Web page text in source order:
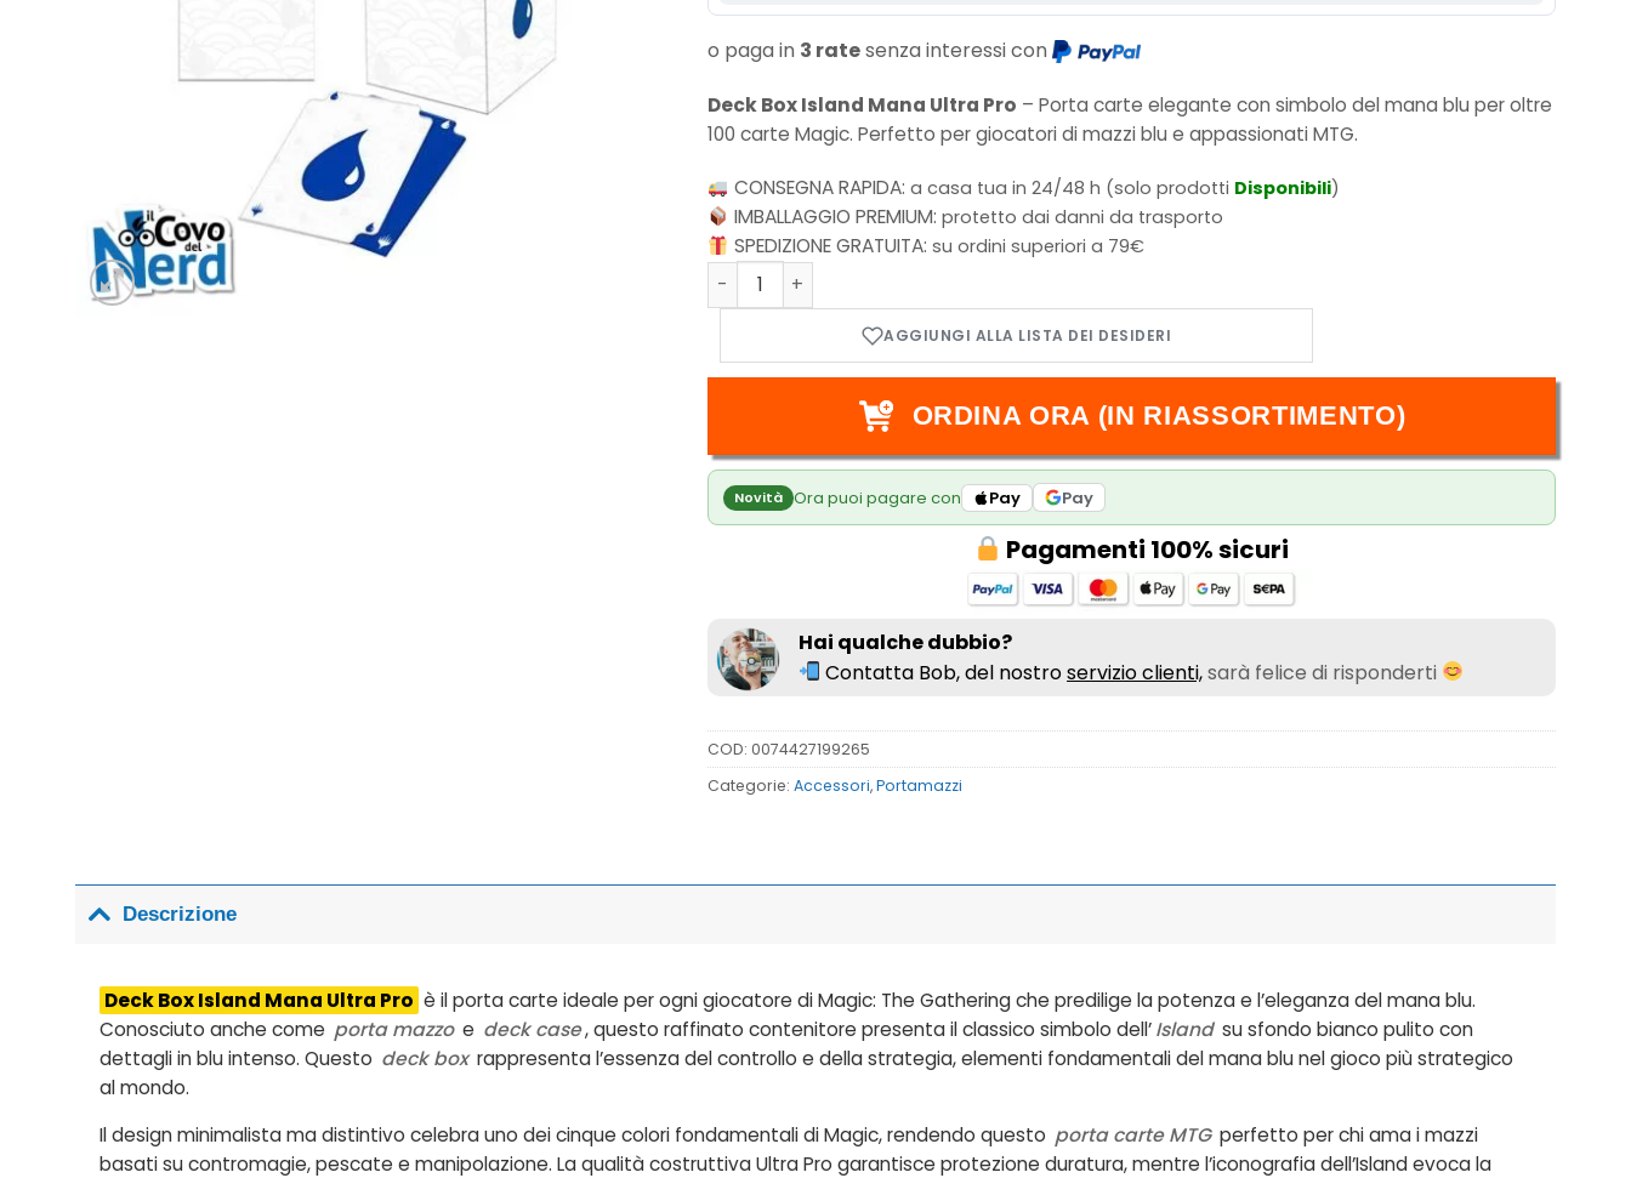
o paga in 3 ratesenza interessi con
Deck Box Island Mana Ultra Pro – Porta carte elegante con simbolo del mana blu per oltre
100 carte Magic. Perfetto per giocatori di mazzi blu e appassionati MTG.
CONSEGNA RAPIDA: a casa tua in 24/48 h (solo prodotti Disponibili)
IMBALLAGGIO PREMIUM: protetto dai danni da trasporto
SPEDIZIONE GRATUITA: su ordini superiori a 79€
Island Mana 8 Deck Box 100+ Magic the Gathering Ultra Pro quantità
ORDINA ORA (IN RIASSORTIMENTO)
Novità Ora puoi pagare con Pay Pay
Pagamenti 100% sicuri
Hai qualche dubbio?
Contatta Bob, del nostroservizio clienti,sarà felice di risponderti
COD: 0074427199265
Categorie: Accessori,Portamazzi
Descrizione
Deck Box Island Mana Ultra Pro è il porta carte ideale per ogni giocatore di Magic: The Gathering che predilige la potenza e l’eleganza del mana blu.
Conosciuto anche come porta mazzo e deck case, questo raffinato contenitore presenta il classico simbolo dell’Island su sfondo bianco pulito con
dettagli in blu intenso. Questo deck box rappresenta l’essenza del controllo e della strategia, elementi fondamentali del mana blu nel gioco più strategico
al mondo.
Il design minimalista ma distintivo celebra uno dei cinque colori fondamentali di Magic, rendendo questo porta carte MTG perfetto per chi ama i mazzi
basati su contromagie, pescate e manipolazione. La qualità costruttiva Ultra Pro garantisce protezione duratura, mentre l’iconografia dell’Island evoca la